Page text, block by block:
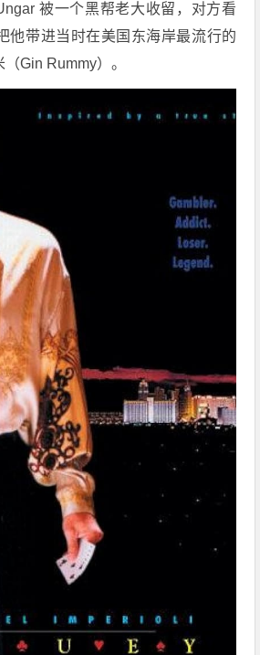
被一个黑帮老大收留，对方看
他带进当时在美国东海岸最流行的
Gin Rummy）。